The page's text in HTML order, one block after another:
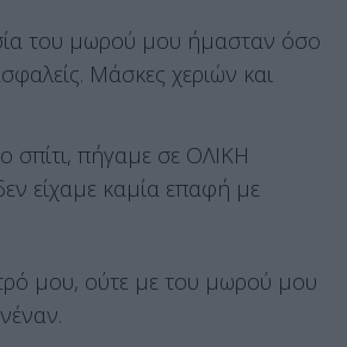
του μωρού μου ήμασταν όσο
Μάσκες χεριών και
σπίτι, πήγαμε σε ΟΛΙΚΗ
είχαμε καμία επαφή με
μου, ούτε με του μωρού μου